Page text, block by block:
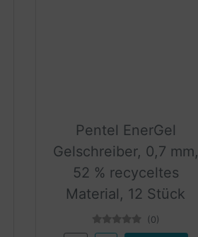
Pentel EnerGel
Gelschreiber, 0,7 mm,
52 % recyceltes
Material, 12 Stück
(0)